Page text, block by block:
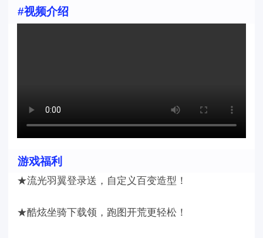
#视频介绍
游戏福利
★流光羽翼登录送，自定义百变造型！
★酷炫坐骑下载领，跑图开荒更轻松！